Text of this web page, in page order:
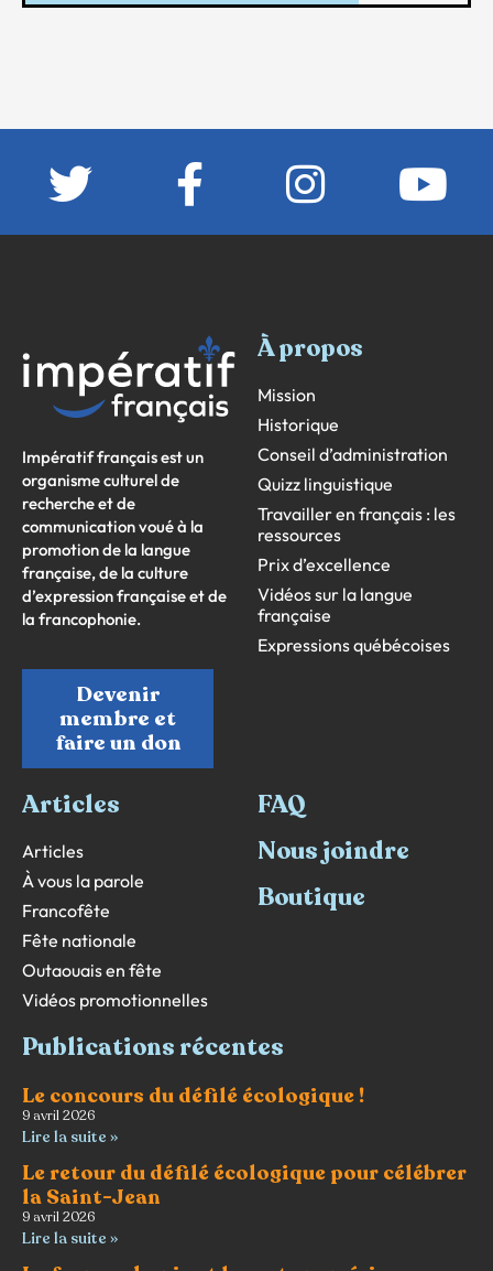
Impératif français est un
organisme culturel de
recherche et de
communication voué à la
promotion de la langue
française, de la culture
d’expression française et de
la francophonie.
Devenir
membre et
faire un don
À propos
Mission
Historique
Conseil d’administration
Quizz linguistique
Travailler en français : les
ressources
Prix d’excellence
Vidéos sur la langue
française
Expressions québécoises
Articles
Articles
À vous la parole
Francofête
Fête nationale
Outaouais en fête
Vidéos promotionnelles
FAQ
Nous joindre
Boutique
Publications récentes
Le concours du défilé écologique !
9 avril 2026
Lire la suite »
Le retour du défilé écologique pour célébrer
la Saint-Jean
9 avril 2026
Lire la suite »